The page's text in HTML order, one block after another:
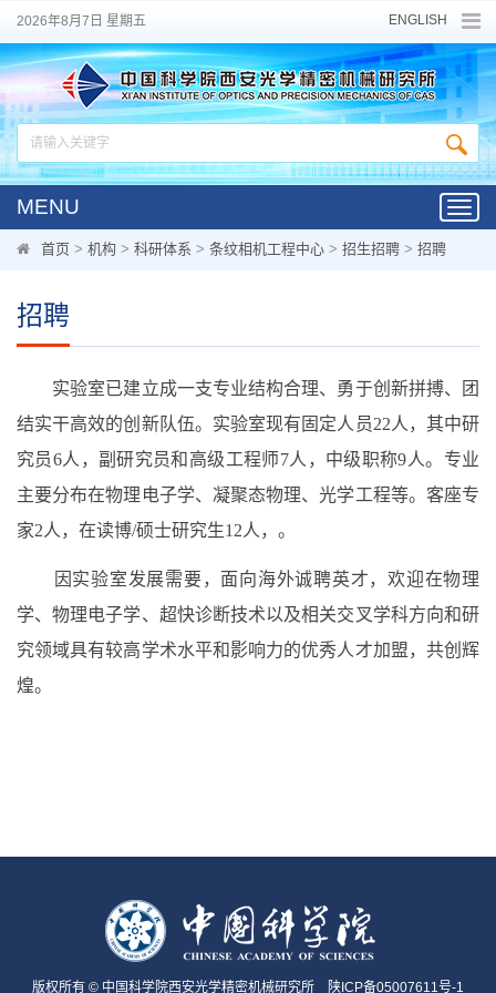
2026年8月7日 星期五 ENGLISH
MENU
首页 > 机构 > 科研体系 > 条纹相机工程中心 > 招生招聘 > 招聘
招聘
实验室已建立成一支专业结构合理、勇于创新拼搏、团
结实干高效的创新队伍。实验室现有固定人员22人，其中研
究员6人，副研究员和高级工程师7人，中级职称9人。专业
主要分布在物理电子学、凝聚态物理、光学工程等。客座专
家2人，在读博/硕士研究生12人，。
因实验室发展需要，面向海外诚聘英才，欢迎在物理
学、物理电子学、超快诊断技术以及相关交叉学科方向和研
究领域具有较高学术水平和影响力的优秀人才加盟，共创辉
煌。
版权所有 © 中国科学院西安光学精密机械研究所 陕ICP备05007611号-1